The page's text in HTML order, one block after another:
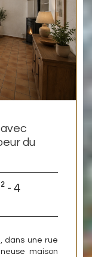
du
- 4
dans une rue
maison